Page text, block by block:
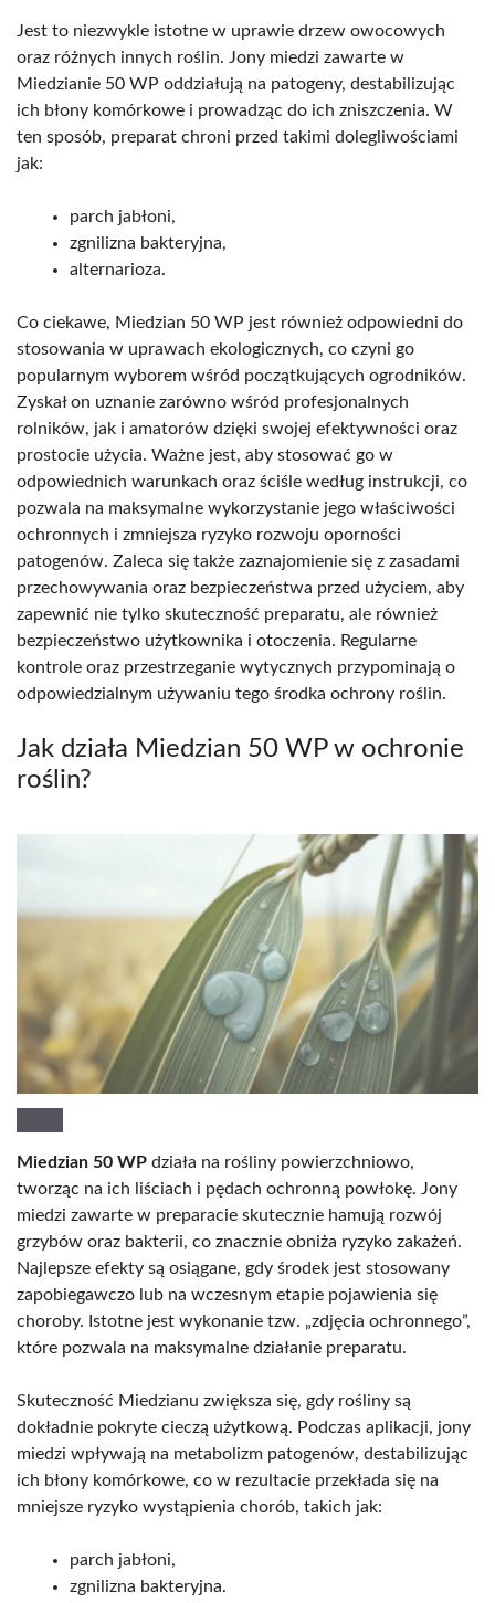
Jest to niezwykle istotne w uprawie drzew owocowych
oraz różnych innych roślin. Jony miedzi zawarte w
Miedzianie 50 WP oddziałują na patogeny, destabilizując
ich błony komórkowe i prowadząc do ich zniszczenia. W
ten sposób, preparat chroni przed takimi dolegliwościami
jak:
parch jabłoni,
zgnilizna bakteryjna,
alternarioza.
Co ciekawe, Miedzian 50 WP jest również odpowiedni do
stosowania w uprawach ekologicznych, co czyni go
popularnym wyborem wśród początkujących ogrodników.
Zyskał on uznanie zarówno wśród profesjonalnych
rolników, jak i amatorów dzięki swojej efektywności oraz
prostocie użycia. Ważne jest, aby stosować go w
odpowiednich warunkach oraz ściśle według instrukcji, co
pozwala na maksymalne wykorzystanie jego właściwości
ochronnych i zmniejsza ryzyko rozwoju oporności
patogenów. Zaleca się także zaznajomienie się z zasadami
przechowywania oraz bezpieczeństwa przed użyciem, aby
zapewnić nie tylko skuteczność preparatu, ale również
bezpieczeństwo użytkownika i otoczenia. Regularne
kontrole oraz przestrzeganie wytycznych przypominają o
odpowiedzialnym używaniu tego środka ochrony roślin.
Jak działa Miedzian 50 WP w ochronie
roślin?
Miedzian 50 WP działa na rośliny powierzchniowo,
tworząc na ich liściach i pędach ochronną powłokę. Jony
miedzi zawarte w preparacie skutecznie hamują rozwój
grzybów oraz bakterii, co znacznie obniża ryzyko zakażeń.
Najlepsze efekty są osiągane, gdy środek jest stosowany
zapobiegawczo lub na wczesnym etapie pojawienia się
choroby. Istotne jest wykonanie tzw. „zdjęcia ochronnego”,
które pozwala na maksymalne działanie preparatu.
Skuteczność Miedzianu zwiększa się, gdy rośliny są
dokładnie pokryte cieczą użytkową. Podczas aplikacji, jony
miedzi wpływają na metabolizm patogenów, destabilizując
ich błony komórkowe, co w rezultacie przekłada się na
mniejsze ryzyko wystąpienia chorób, takich jak:
parch jabłoni,
zgnilizna bakteryjna.